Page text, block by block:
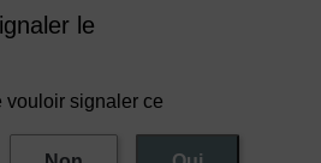
le
vouloir signaler ce